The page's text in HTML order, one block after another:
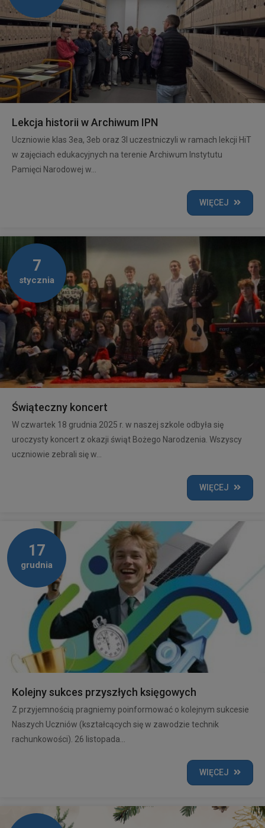
Lekcja historii w Archiwum IPN
Uczniowie klas 3ea, 3eb oraz 3l uczestniczyli w ramach lekcji HiT
w zajęciach edukacyjnych na terenie Archiwum Instytutu
Pamięci Narodowej w...
WIĘCEJ
7
stycznia
Świąteczny koncert
W czwartek 18 grudnia 2025 r. w naszej szkole odbyła się
uroczysty koncert z okazji świąt Bożego Narodzenia. Wszyscy
uczniowie zebrali się w...
WIĘCEJ
17
grudnia
Kolejny sukces przyszłych księgowych
Z przyjemnością pragniemy poinformować o kolejnym sukcesie
Naszych Uczniów (kształcących się w zawodzie technik
rachunkowości). 26 listopada...
WIĘCEJ